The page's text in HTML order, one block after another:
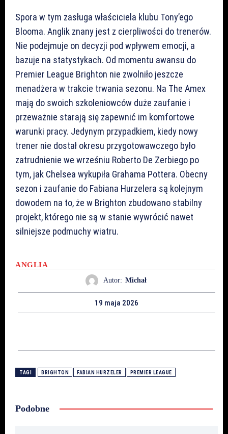
Spora w tym zasługa właściciela klubu Tony’ego
Blooma. Anglik znany jest z cierpliwości do trenerów.
Nie podejmuje on decyzji pod wpływem emocji, a
bazuje na statystykach. Od momentu awansu do
Premier League Brighton nie zwolniło jeszcze
menadżera w trakcie trwania sezonu. Na The Amex
mają do swoich szkoleniowców duże zaufanie i
przeważnie starają się zapewnić im komfortowe
warunki pracy. Jedynym przypadkiem, kiedy nowy
trener nie dostał okresu przygotowawczego było
zatrudnienie we wrześniu Roberto De Zerbiego po
tym, jak Chelsea wykupiła Grahama Pottera. Obecny
sezon i zaufanie do Fabiana Hurzelera są kolejnym
dowodem na to, że w Brighton zbudowano stabilny
projekt, którego nie są w stanie wywrócić nawet
silniejsze podmuchy wiatru.
ANGLIA
Autor: Michał
19 maja 2026
TAGI BRIGHTON FABIAN HURZELER PREMIER LEAGUE
Podobne